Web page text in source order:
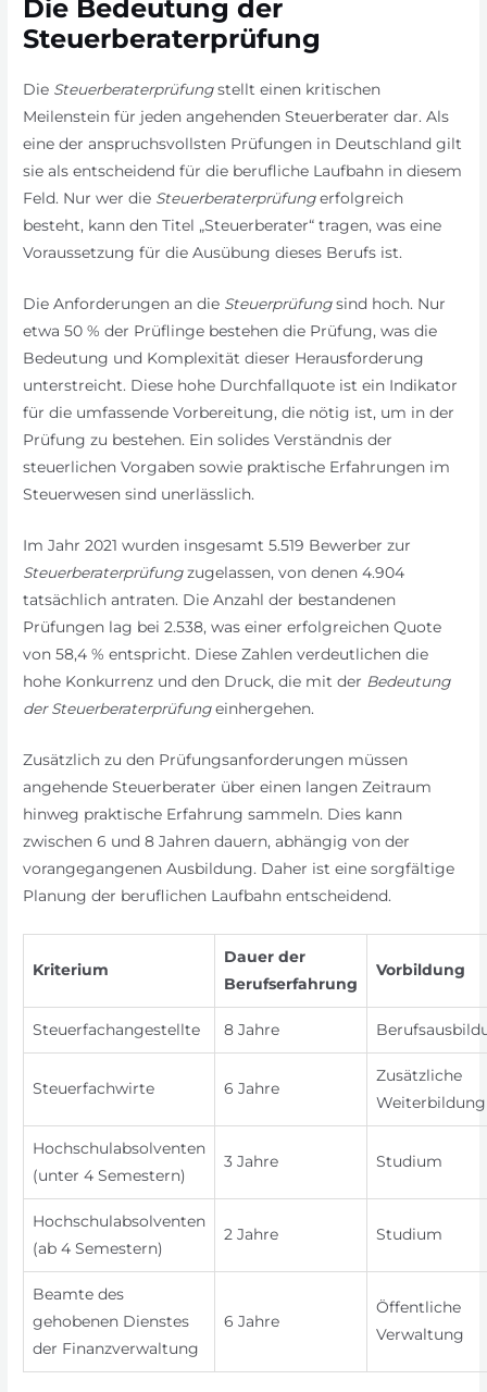
Die Bedeutung der
Steuerberaterprüfung
Die Steuerberaterprüfungstellt einen kritischen
Meilenstein für jeden angehenden Steuerberater dar. Als
eine der anspruchsvollsten Prüfungen in Deutschland gilt
sie als entscheidend für die berufliche Laufbahn in diesem
Feld. Nur wer die Steuerberaterprüfungerfolgreich
besteht, kann den Titel „Steuerberater“ tragen, was eine
Voraussetzung für die Ausübung dieses Berufs ist.
Die Anforderungen an die Steuerprüfungsind hoch. Nur
etwa 50 % der Prüflinge bestehen die Prüfung, was die
Bedeutung und Komplexität dieser Herausforderung
unterstreicht. Diese hohe Durchfallquote ist ein Indikator
für die umfassende Vorbereitung, die nötig ist, um in der
Prüfung zu bestehen. Ein solides Verständnis der
steuerlichen Vorgaben sowie praktische Erfahrungen im
Steuerwesen sind unerlässlich.
Im Jahr 2021 wurden insgesamt 5.519 Bewerber zur
Steuerberaterprüfungzugelassen, von denen 4.904
tatsächlich antraten. Die Anzahl der bestandenen
Prüfungen lag bei 2.538, was einer erfolgreichen Quote
von 58,4 % entspricht. Diese Zahlen verdeutlichen die
hohe Konkurrenz und den Druck, die mit der Bedeutung
der Steuerberaterprüfungeinhergehen.
Zusätzlich zu den Prüfungsanforderungen müssen
angehende Steuerberater über einen langen Zeitraum
hinweg praktische Erfahrung sammeln. Dies kann
zwischen 6 und 8 Jahren dauern, abhängig von der
vorangegangenen Ausbildung. Daher ist eine sorgfältige
Planung der beruflichen Laufbahn entscheidend.
Kriterium
Dauer der
Berufserfahrung
Vorbildung
Steuerfachangestellte 8 Jahre
Steuerfachwirte 6 Jahre
Zusätzliche
Weiterbildung
Hochschulabsolventen
(unter 4 Semestern)
3 Jahre Studium
Hochschulabsolventen
(ab 4 Semestern)
2 Jahre Studium
Beamte des
gehobenen Dienstes
der Finanzverwaltung
6 Jahre
Öffentliche
Verwaltung